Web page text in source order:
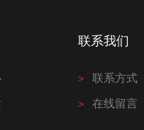
联系我们
联系方式
在线留言